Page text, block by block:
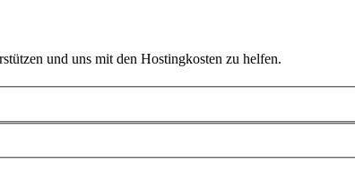
und uns mit den Hostingkosten zu helfen.